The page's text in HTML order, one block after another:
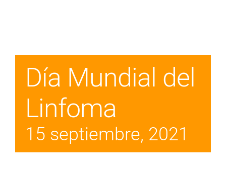
Día Mundial del
Linfoma
15 septiembre, 2021